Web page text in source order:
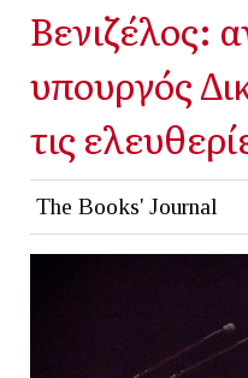
Βενιζέλος:
υπουργός
τις
The Books' Journal